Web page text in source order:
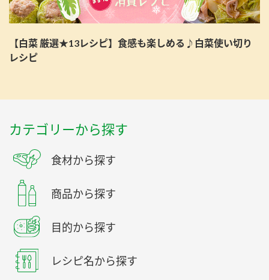
【白菜 厳選★13レシピ】食感も楽しめる♪白菜使い切り
レシピ
カテゴリーから探す
食材から探す
商品から探す
目的から探す
レシピ名から探す